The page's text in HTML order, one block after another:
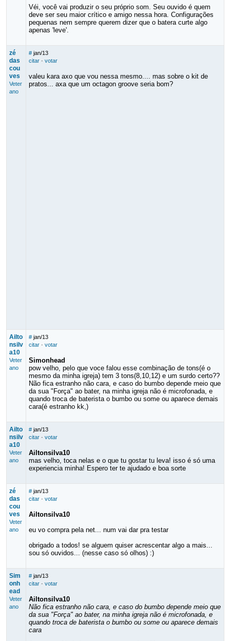
Véi, você vai produzir o seu próprio som. Seu ouvido é quem
deve ser seu maior crítico e amigo nessa hora. Configurações
pequenas nem sempre querem dizer que o batera curte algo
apenas 'leve'.
zé
das
cou
ves
Veter
ano
# jan/13
citar· votar
valeu kara axo que vou nessa mesmo.... mas sobre o kit de
pratos... axa que um octagon groove seria bom?
Ailto
nsilv
a10
Veter
ano
# jan/13
citar· votar
Simonhead
pow velho, pelo que voce falou esse combinação de tons(é o
mesmo da minha igreja) tem 3 tons(8,10,12) e um surdo certo??
Não fica estranho não cara, e caso do bumbo depende meio que
da sua "Força" ao bater, na minha igreja não é microfonada, e
quando troca de baterista o bumbo ou some ou aparece demais
cara(é estranho kk,)
Ailto
nsilv
a10
Veter
ano
# jan/13
citar· votar
Ailtonsilva10
mas velho, toca nelas e o que tu gostar tu leva! isso é só uma
experiencia minha! Espero ter te ajudado e boa sorte
zé
das
cou
ves
Veter
ano
# jan/13
citar· votar
Ailtonsilva10
eu vo compra pela net... num vai dar pra testar
obrigado a todos! se alguem quiser acrescentar algo a mais...
sou só ouvidos... (nesse caso só olhos) :)
Sim
onh
ead
Veter
ano
# jan/13
citar· votar
Ailtonsilva10
Não fica estranho não cara, e caso do bumbo depende meio que
da sua "Força" ao bater, na minha igreja não é microfonada, e
quando troca de baterista o bumbo ou some ou aparece demais
cara